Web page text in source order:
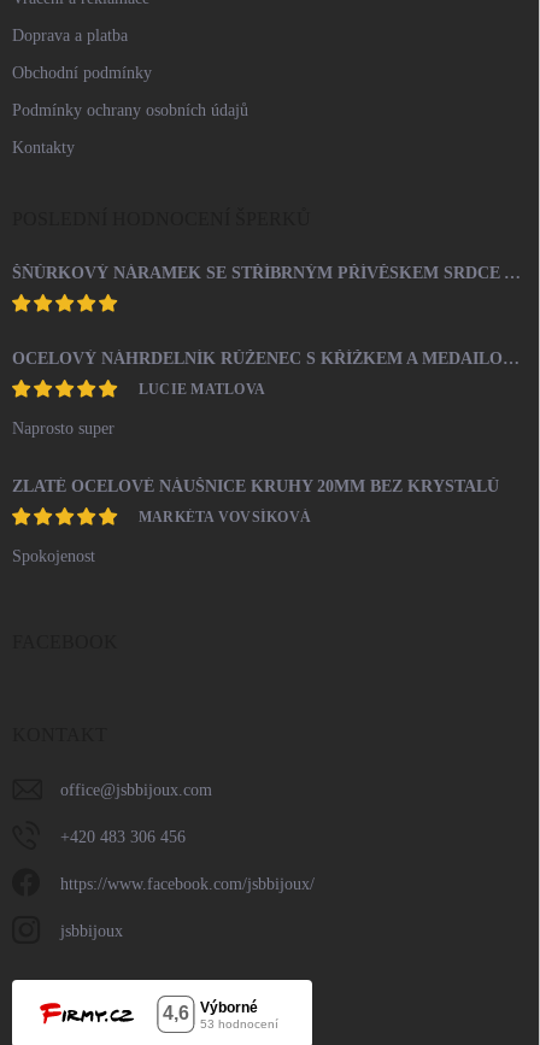
Doprava a platba
Obchodní podmínky
Podmínky ochrany osobních údajů
Kontakty
ŠŇŮRKOVÝ NÁRAMEK SE STŘÍBRNÝM PŘÍVĚSKEM SRDCE A KRYSTALY SWAROVSKI CRYSTAL (STŘÍBRO 925/1000)
OCELOVÝ NÁHRDELNÍK RŮŽENEC S KŘÍŽKEM A MEDAILONEM
LUCIE MATLOVA
Naprosto super
ZLATÉ OCELOVÉ NÁUŠNICE KRUHY 20MM BEZ KRYSTALŮ
MARKÉTA VOVSÍKOVÁ
Spokojenost
office@jsbbijoux.com
+420 483 306 456
https://www.facebook.com/jsbbijoux/
jsbbijoux